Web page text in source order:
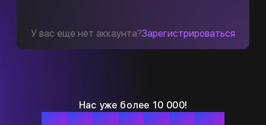
Нас уже более 10 000!
У вас еще нет аккаунта?Зарегистрироваться